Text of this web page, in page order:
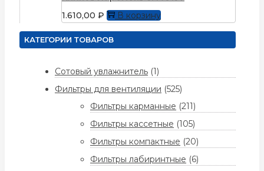
1.610,00 ₽ В корзину
КАТЕГОРИИ ТОВАРОВ
Сотовый увлажнитель (1)
Фильтры для вентиляции (525)
Фильтры карманные (211)
Фильтры кассетные (105)
Фильтры компактные (20)
Фильтры лабиринтные (6)